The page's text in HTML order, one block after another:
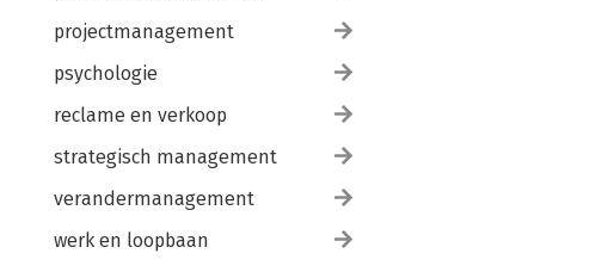
projectmanagement
psychologie
reclame en verkoop
strategisch management
verandermanagement
werk en loopbaan